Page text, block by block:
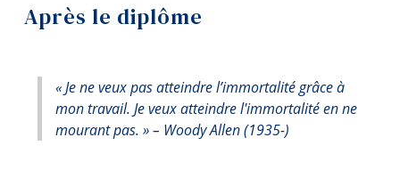
Demande d'admission
Cours
Site Web du profil
Après le diplôme
« Je ne veux pas atteindre l’immortalité grâce à
mon travail. Je veux atteindre l'immortalité en ne
mourant pas. » – Woody Allen (1935-)
Menu principal